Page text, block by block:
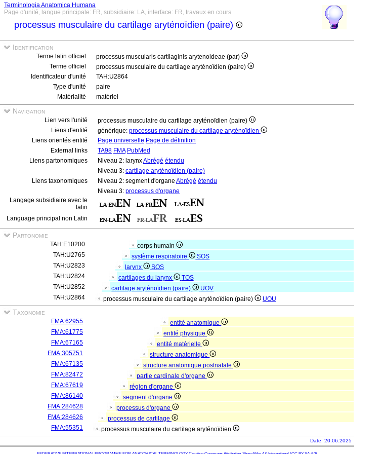
Terminologia Anatomica Humana
Page d'unité, langue principale: FR, subsidiaire: LA, interface: FR, travaux en cours
processus musculaire du cartilage aryténoïdien (paire)
Identification
Terme latin officiel
processus muscularis cartilaginis arytenoideae (par)
Terme officiel
processus musculaire du cartilage aryténoïdien (paire)
Identificateur d'unité
TAH:U2864
Type d'unité
paire
Matérialité
matériel
Navigation
Lien vers l'unité
processus musculaire du cartilage aryténoïdien (paire)
Liens d'entité
générique: processus musculaire du cartilage aryténoïdien
Liens orientés entité
Page universelle Page de définition
External links
TA98 FMA PubMed
Liens partonomiques
Niveau 2: larynxAbrégé étendu
Niveau 3: cartilage aryténoïdien (paire)
Liens taxonomiques
Niveau 2: segment d'organe Abrégé étendu
Niveau 3: processus d'organe
Langage subsidiaire avec le
latin
Language principal non Latin
Partonomie
TAH:E10200
corps humain
TAH:U2765
système respiratoire
SOS
TAH:U2823
larynx
SOS
TAH:U2824
cartilages du larynx
TOS
TAH:U2852
cartilage aryténoïdien (paire)
UOV
TAH:U2864
processus musculaire du cartilage aryténoïdien (paire) UOU
Taxonomie
FMA:62955
entité anatomique
FMA:61775
entité physique
FMA:67165
entité matérielle
FMA:305751
structure anatomique
FMA:67135
structure anatomique postnatale
FMA:82472
partie cardinale d'organe
FMA:67619
région d'organe
FMA:86140
segment d'organe
FMA:284628
processus d'organe
FMA:284626
processus de cartilage
FMA:55351
processus musculaire du cartilage aryténoïdien
Date: 20.06.2025